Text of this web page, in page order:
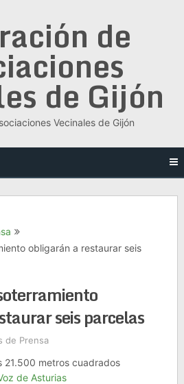
de
de Gijón
Vecinales de Gijón
obligarán a restaurar seis
seis parcelas
de Prensa
21.500 metros cuadrados
de Asturias